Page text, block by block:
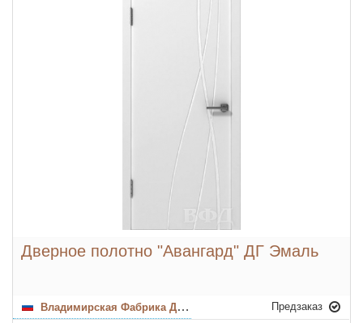
Дверное полотно "Авангард" ДГ Эмаль
Владимирская Фабрика Дверей
Предзаказ